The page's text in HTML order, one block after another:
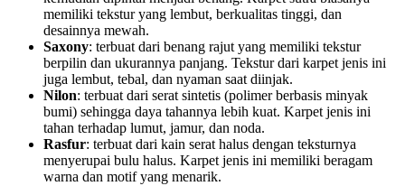
memiliki tekstur yang lembut, berkualitas tinggi, dan
desainnya mewah.
Saxony: terbuat dari benang rajut yang memiliki tekstur
berpilin dan ukurannya panjang. Tekstur dari karpet jenis ini
juga lembut, tebal, dan nyaman saat diinjak.
Nilon: terbuat dari serat sintetis (polimer berbasis minyak
bumi) sehingga daya tahannya lebih kuat. Karpet jenis ini
tahan terhadap lumut, jamur, dan noda.
Rasfur: terbuat dari kain serat halus dengan teksturnya
menyerupai bulu halus. Karpet jenis ini memiliki beragam
warna dan motif yang menarik.